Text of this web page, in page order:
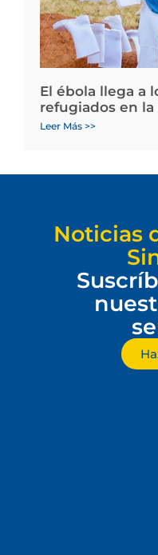
El ébola llega a
refugiados en la
Leer Más >>
Noticias